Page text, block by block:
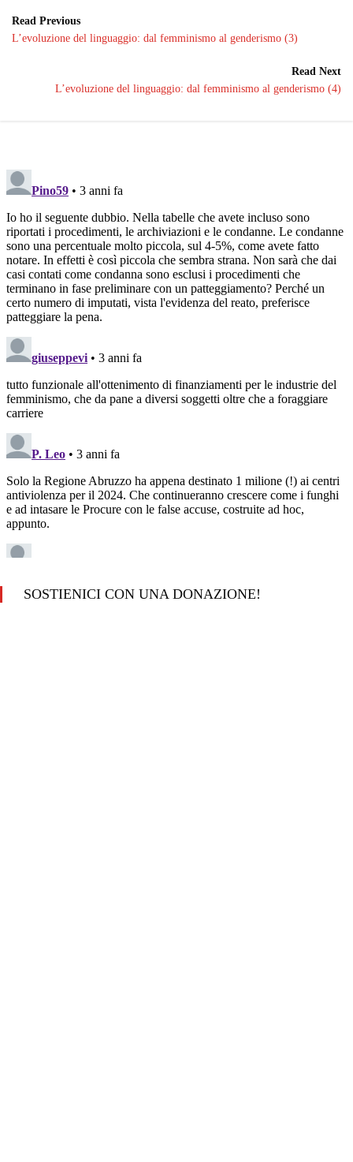
Read Previous
L’evoluzione del linguaggio: dal femminismo al genderismo (3)
Read Next
L’evoluzione del linguaggio: dal femminismo al genderismo (4)
SOSTIENICI CON UNA DONAZIONE!